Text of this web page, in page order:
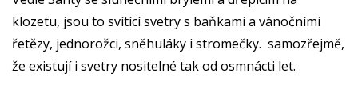
klozetu, jsou to svítící svetry s baňkami a vánočními
řetězy, jednorožci, sněhuláky i stromečky. samozřejmě,
že existují i svetry nositelné tak od osmnácti let.